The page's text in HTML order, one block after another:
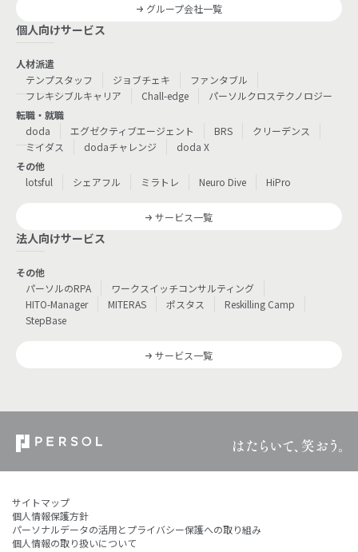
グループ会社一覧
個人向けサービス
人材派遣
テンプスタッフ
ジョブチェキ
ファンタブル
フレキシブルキャリア
Chall-edge
パーソルクロステクノロジー
転職・就職
doda
エグゼクティブエージェント BRS
クリーデンス
ミイダス
dodaチャレンジ
doda X
その他
lotsful
シェアフル ミラトレ Neuro Dive HiPro
サービス一覧
法人向けサービス
その他
パーソルのRPA
ワークスイッチコンサルティング
HITO-Manager
MITERAS ポスタス
Reskilling Camp
StepBase
サービス一覧
サイトマップ
個人情報保護方針
パーソナルデータの活用とプライバシー保護への取り組み
個人情報の取り扱いについて